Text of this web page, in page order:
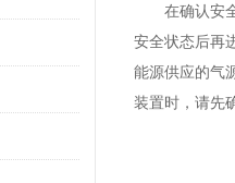
在确认安全
安全状态后再
能源供应的气
装置时，请先